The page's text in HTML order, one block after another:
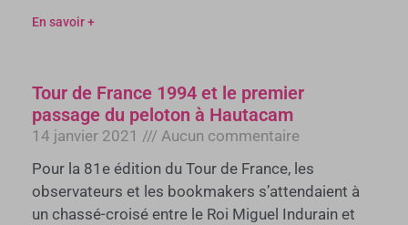
En savoir +
Tour de France 1994 et le premier
passage du peloton à Hautacam
14 janvier 2021
Aucun commentaire
Pour la 81e édition du Tour de France, les
observateurs et les bookmakers s’attendaient à
un chassé-croisé entre le Roi Miguel Indurain et